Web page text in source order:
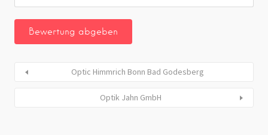
Optic Himmrich Bonn Bad Godesberg
Optik Jahn GmbH